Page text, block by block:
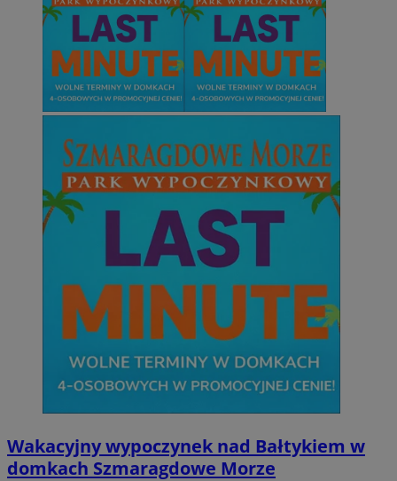
Wakacyjny wypoczynek nad Bałtykiem w
domkach Szmaragdowe Morze